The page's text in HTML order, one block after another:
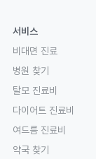
서비스
비대면 진료
병원 찾기
탈모 진료비
다이어트 진료비
여드름 진료비
약국 찾기